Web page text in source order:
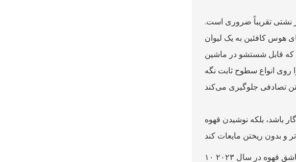
نشتی تقریباً ضروری است.
هوس کافئین به یک لیوان
که قابل شستشو در ماشین
انواع سطوح ثابت نگه
باشد، بلکه نوشیدن قهوه
قهوه در سال ۲۰۲۳